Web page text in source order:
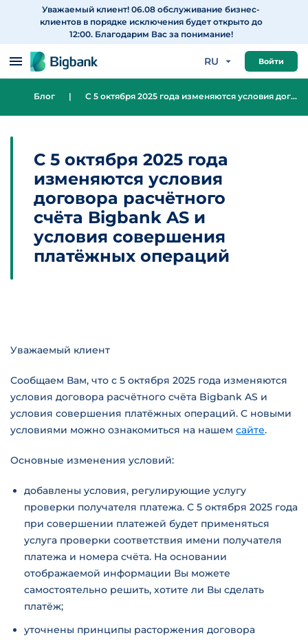
Перейти к содержанию
Уважаемый клиент! 06.08 обслуживание бизнес-
клиентов в порядке исключения будет открыто до
12:00. Благодарим Вас за понимание!
RU Войти
Блог | C 5 октября 2025 года изменяются условия договора расчётного счёта Bigbank AS и условия совершения платёжных операций
C 5 октября 2025 года
изменяются условия
договора расчётного
счёта Bigbank AS и
условия совершения
платёжных операций
Уважаемый клиент
Сообщаем Вам, что с 5 октября 2025 года изменяются
условия договора расчётного счёта Bigbank AS и
условия совершения платёжных операций. С новыми
условиями можно ознакомиться на нашем сайте.
Основные изменения условий:
добавлены условия, регулирующие услугу
проверки получателя платежа. С 5 октября 2025 года
при совершении платежей будет применяться
услуга проверки соответствия имени получателя
платежа и номера счёта. На основании
отображаемой информации Вы можете
самостоятельно решить, хотите ли Вы сделать
платёж;
уточнены принципы расторжения договора